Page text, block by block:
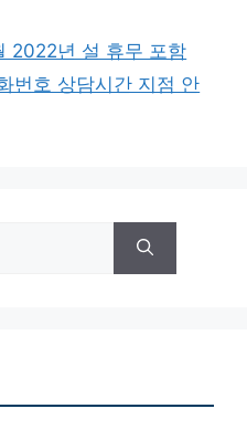
2022년 설 휴무 포함
번호 상담시간 지점 안